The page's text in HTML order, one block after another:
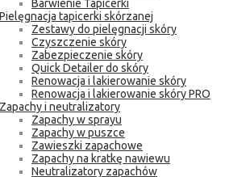
Barwienie Tapicerki
Pielęgnacja tapicerki skórzanej
Zestawy do pielęgnacji skóry
Czyszczenie skóry
Zabezpieczenie skóry
Quick Detailer do skóry
Renowacja i lakierowanie skóry
Renowacja i lakierowanie skóry PRO
Zapachy i neutralizatory
Zapachy w sprayu
Zapachy w puszce
Zawieszki zapachowe
Zapachy na kratkę nawiewu
Neutralizatory zapachów